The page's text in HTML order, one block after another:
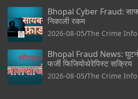
Bhopal Cyber Fraud:
निकाली रकम
2026-08-05 The Crime
Bhopal Fraud News:
फर्जी फिजियोथेरेपिस्ट सक्रिय
2026-08-05 The Crime